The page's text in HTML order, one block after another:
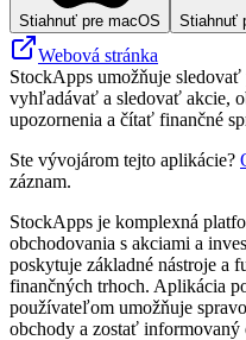
Stiahnuť pre macOS Stiahnuť
Webová stránka
StockApps umožňuje
vyhľadávať a sledovať akcie,
upozornenia a čítať finančné
Ste vývojárom tejto aplikácie?
záznam.
StockApps je komplexná
obchodovania s akciami a
poskytuje základné nástroje a
finančných trhoch. Aplikácia
používateľom umožňuje
obchody a zostať informovaný